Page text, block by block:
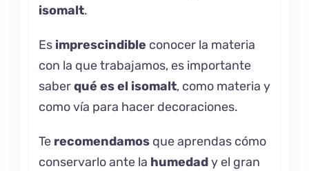
isomalt.
Es imprescindible conocer la materia
con la que trabajamos, es importante
saberqué es el isomalt, como materia y
como vía para hacer decoraciones.
Te recomendamosque aprendas cómo
conservarloante la humedady el gran